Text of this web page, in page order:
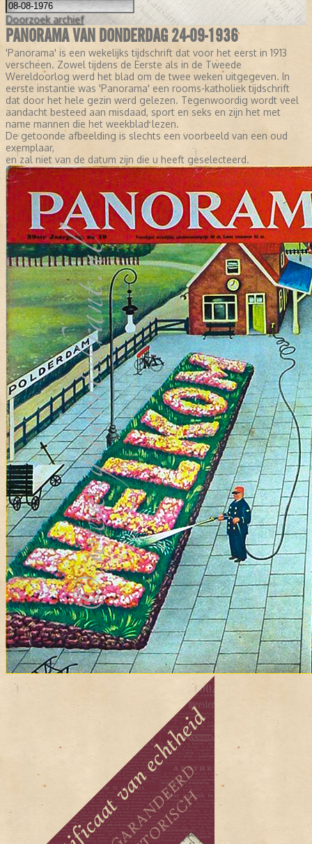
Doorzoek archief
PANORAMA VAN DONDERDAG 24-09-1936
'Panorama' is een wekelijks tijdschrift dat voor het eerst in 1913
verscheen. Zowel tijdens de Eerste als in de Tweede
Wereldoorlog werd het blad om de twee weken uitgegeven. In
eerste instantie was 'Panorama' een rooms-katholiek tijdschrift
dat door het hele gezin werd gelezen. Tegenwoordig wordt veel
aandacht besteed aan misdaad, sport en seks en zijn het met
name mannen die het weekblad lezen.
De getoonde afbeelding is slechts een voorbeeld van een oud
exemplaar,
en zal niet van de datum zijn die u heeft geselecteerd.